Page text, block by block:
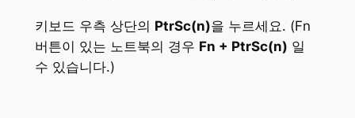
키보드 우측 상단의 PtrSc(n)을 누르세요. (Fn
버튼이 있는 노트북의 경우 Fn + PtrSc(n) 일
수 있습니다.)